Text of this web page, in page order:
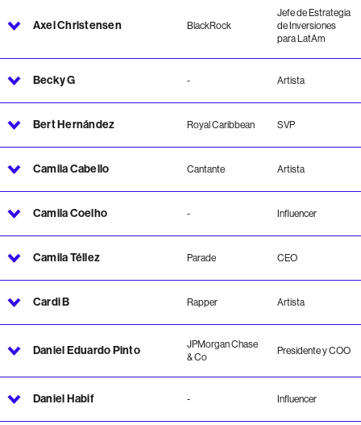
Axel Christensen BlackRock
Jefe de Estrategia
de Inversiones
para LatAm
Becky G - Artista
Bert Hernández Royal Caribbean SVP
Camila Cabello Cantante Artista
Camila Coelho - Influencer
Camila Téllez Parade CEO
Cardi B Rapper Artista
Daniel Eduardo Pinto
JPMorgan Chase
& Co
Presidente y COO
Daniel Habif - Influencer